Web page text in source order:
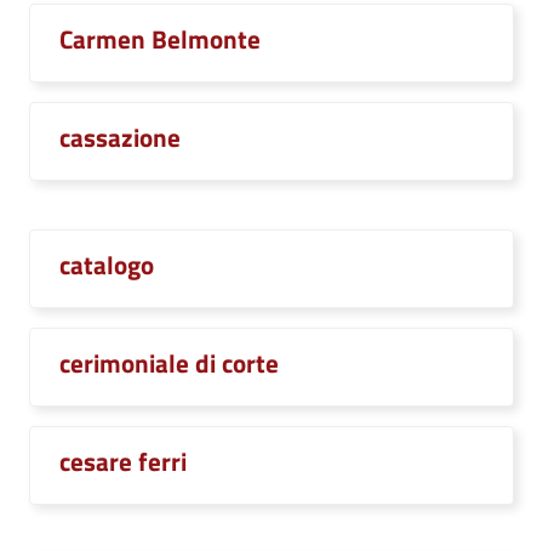
Carmen Belmonte
cassazione
catalogo
cerimoniale di corte
cesare ferri